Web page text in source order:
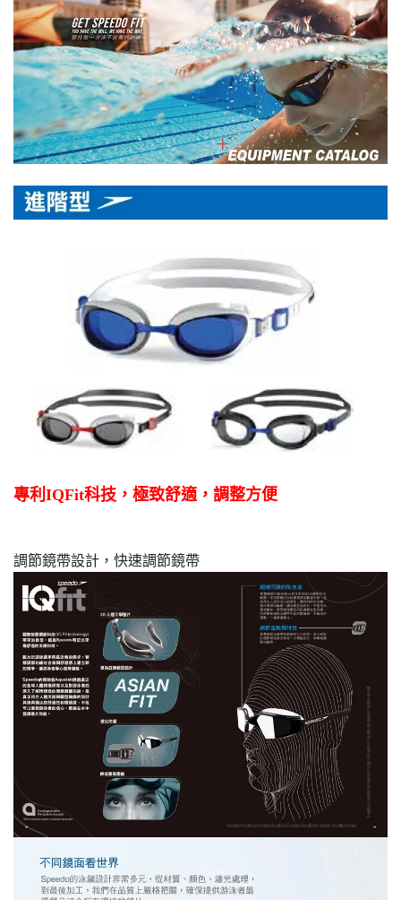
專利 IQFit科技，極致舒適，調整方便
調節鏡帶設計，快速調節鏡帶